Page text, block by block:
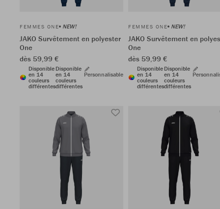
FEMMES ONE NEW!
JAKO Survêtement en polyester
One
dès 59,99 €
Disponible
en 14
couleurs
différentes
Disponible
en 14
couleurs
différentes
Personnalisable
FEMMES ONE NEW!
JAKO Survêtement en
One
dès 59,99 €
Disponible
en 14
couleurs
différentes
Disponible
en 14
couleurs
différentes